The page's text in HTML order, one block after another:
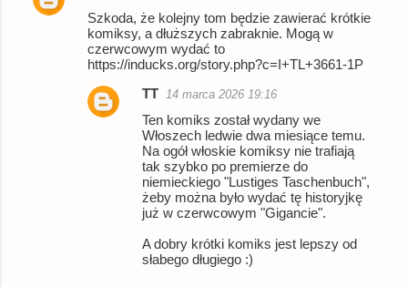
Szkoda, że kolejny tom będzie zawierać krótkie
komiksy, a dłuższych zabraknie. Mogą w
czerwcowym wydać to
https://inducks.org/story.php?c=I+TL+3661-1P
TT 14 marca 2026 19:16
Ten komiks został wydany we
Włoszech ledwie dwa miesiące temu.
Na ogół włoskie komiksy nie trafiają
tak szybko po premierze do
niemieckiego "Lustiges Taschenbuch",
żeby można było wydać tę historyjkę
już w czerwcowym "Gigancie".
A dobry krótki komiks jest lepszy od
słabego długiego :)